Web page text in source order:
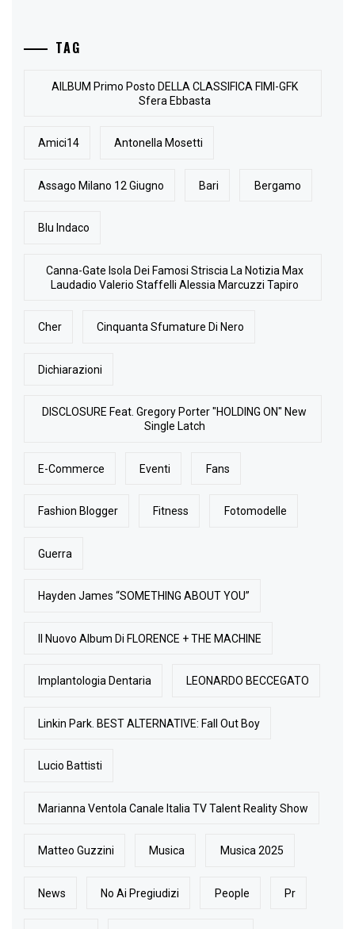
TAG
AlLBUM Primo Posto DELLA CLASSIFICA FIMI-GFK
Sfera Ebbasta
Amici14 Antonella Mosetti
Assago Milano 12 Giugno Bari Bergamo
Blu Indaco
Canna-Gate Isola Dei Famosi Striscia La Notizia Max
Laudadio Valerio Staffelli Alessia Marcuzzi Tapiro
Cher Cinquanta Sfumature Di Nero
Dichiarazioni
DISCLOSURE Feat. Gregory Porter "HOLDING ON" New
Single Latch
E-Commerce Eventi Fans
Fashion Blogger Fitness Fotomodelle
Guerra
Hayden James “SOMETHING ABOUT YOU”
Il Nuovo Album Di FLORENCE + THE MACHINE
Implantologia Dentaria LEONARDO BECCEGATO
Linkin Park. BEST ALTERNATIVE: Fall Out Boy
Lucio Battisti
Marianna Ventola Canale Italia TV Talent Reality Show
Matteo Guzzini Musica Musica 2025
News No Ai Pregiudizi People Pr